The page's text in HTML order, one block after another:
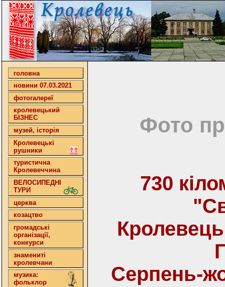
головна
новини 07.03.2021
фотогалереї
кролевецький
БІЗНЕС
музей, історія
Кролевецькі
рушники
туристична
Кролевеччина
ВЕЛОСИПЕДНІ
ТУРИ
церква
козацтво
громадські
організації,
конкурси
знамениті
кролевчани
музика:
фольклор
Фото
730
Серпень-